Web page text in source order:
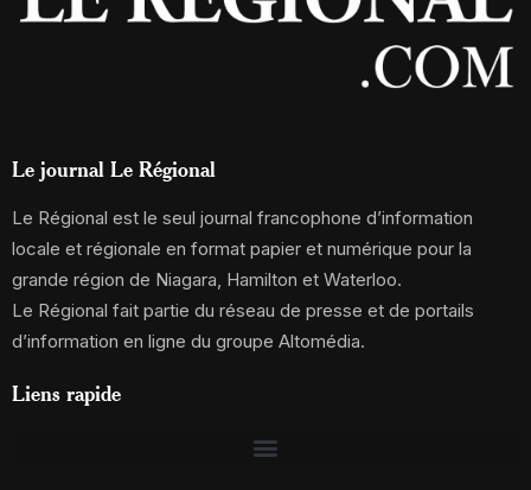
Le journal Le Régional
Le Régional est le seul journal francophone d’information
locale et régionale en format papier et numérique pour la
grande région de Niagara, Hamilton et Waterloo.
Le Régional fait partie du réseau de presse et de portails
d’information en ligne du groupe Altomédia.
Liens rapide